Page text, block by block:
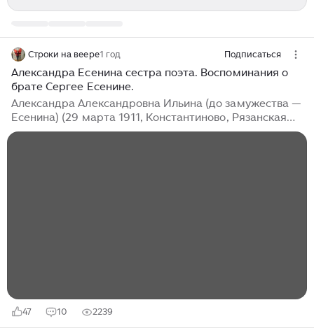
Строки на веере1 год Подписаться
Александра Есенина сестра поэта. Воспоминания о
брате Сергее Есенине.
Александра Александровна Ильина (до замужества —
Есенина) (29 марта 1911, Константиново, Рязанская
губерния — 1 июня 1981, Москва) — младшая сестра
47 10 2239